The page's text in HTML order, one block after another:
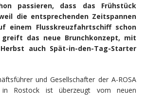
passieren, dass das Frühstück
die entsprechenden Zeitspannen
einem Flusskreuzfahrtschiff schon
das neue Brunchkonzept, mit
auch Spät-in-den-Tag-Starter
und Gesellschafter der A-ROSA
in Rostock ist überzeugt vom neuen